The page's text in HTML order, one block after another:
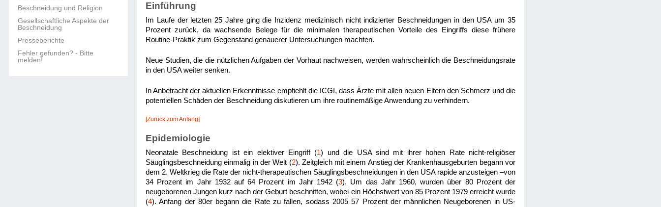
Beschneidung und Religion
Gesellschaftliche Aspekte der
Beschneidung
Presseberichte
Fehler gefunden? - Bitte
melden!
Einführung
Im Laufe der letzten 25 Jahre ging die Inzidenz medizinisch nicht indizierter Beschneidungen in den USA um 35
Prozent zurück, da wachsende Belege für die minimalen therapeutischen Vorteile des Eingriffs diese frühere
Routine-Praktik zum Gegenstand genauerer Untersuchungen machten.
Neue Studien, die die nützlichen Aufgaben der Vorhaut nachweisen, werden wahrscheinlich die Beschneidungsrate
in den USA weiter senken.
In Anbetracht der aktuellen Erkenntnisse empfiehlt die ICGI, dass Ärzte mit allen neuen Eltern den Schmerz und die
potentiellen Schäden der Beschneidung diskutieren um ihre routinemäßige Anwendung zu verhindern.
[Zurück zum Anfang]
Epidemiologie
Neonatale Beschneidung ist ein elektiver Eingriff (1) und die USA sind mit ihrer hohen Rate nicht-religiöser
Säuglingsbeschneidung einmalig in der Welt (2). Zeitgleich mit einem Anstieg der Krankenhausgeburten begann vor
dem 2. Weltkrieg die Rate der nicht-therapeutischen Säuglingsbeschneidungen in den USA rapide anzusteigen –von
34 Prozent im Jahr 1932 auf 64 Prozent im Jahr 1942 (3). Um das Jahr 1960, wurden über 80 Prozent der
neugeborenen Jungen kurz nach der Geburt beschnitten, wobei ein Höchstwert von 85 Prozent 1979 erreicht wurde
(4). Anfang der 80er begann die Rate zu fallen, sodass 2005 57 Prozent der männlichen Neugeborenen in US-